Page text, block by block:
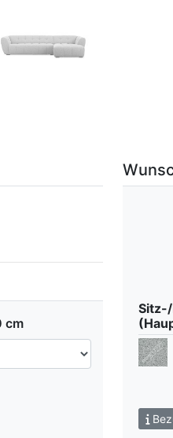
cm